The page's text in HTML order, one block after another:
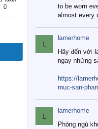
0
to be worn
almost every
L
lamerhome
Hãy đến với
ngay những
https://
muc-san-
L
lamerhome
Phòng ngủ